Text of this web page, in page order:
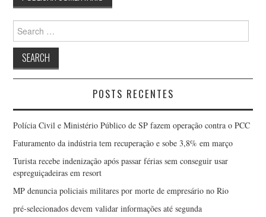
Search
for:
POSTS RECENTES
Polícia Civil e Ministério Público de SP fazem operação contra o PCC
Faturamento da indústria tem recuperação e sobe 3,8% em março
Turista recebe indenização após passar férias sem conseguir usar
espreguiçadeiras em resort
MP denuncia policiais militares por morte de empresário no Rio
pré-selecionados devem validar informações até segunda